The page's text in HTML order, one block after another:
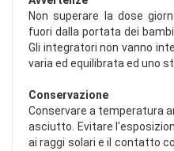
Non superare la dose
fuori dalla portata dei
Gli integratori non vanno
varia ed equilibrata ed uno
Conservazione
Conservare a temperatura
asciutto. Evitare
ai raggi solari e il contatto